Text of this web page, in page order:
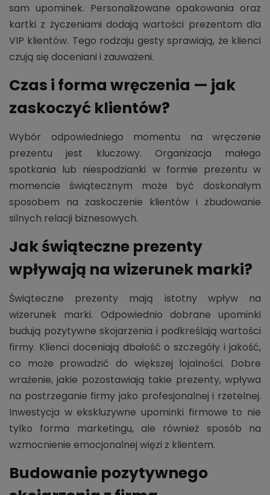
sam upominek. Personalizowane opakowania oraz
kartki z życzeniami dodają wartości prezentom dla
VIP klientów. Tego rodzaju gesty sprawiają, że klienci
czują się doceniani i zauważeni.
Czas i forma wręczenia — jak
zaskoczyć klientów?
Wybór odpowiedniego momentu na wręczenie
prezentu jest kluczowy. Organizacja małego
spotkania lub niespodzianki w formie prezentu w
momencie świątecznym może być doskonałym
sposobem na zaskoczenie klientów i zbudowanie
silnych relacji biznesowych.
Jak świąteczne prezenty
wpływają na wizerunek marki?
Świąteczne prezenty mają istotny wpływ na
wizerunek marki. Odpowiednio dobrane upominki
budują pozytywne skojarzenia i podkreślają wartości
firmy. Klienci doceniają dbałość o szczegóły i jakość,
co może prowadzić do większej lojalności. Dobre
wrażenie, jakie pozostawiają takie prezenty, wpływa
na postrzeganie firmy jako profesjonalnej i rzetelnej.
Inwestycja w ekskluzywne upominki firmowe to nie
tylko forma marketingu, ale również sposób na
wzmocnienie emocjonalnej więzi z klientem.
Budowanie pozytywnego